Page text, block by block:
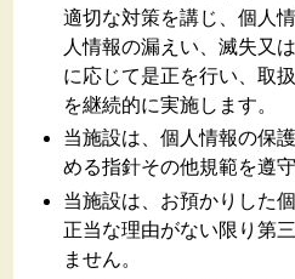
適切な対策を講じ、個人
人情報の漏えい、滅失又
に応じて是正を行い、取
を継続的に実施します。
当施設は、個人情報の保
める指針その他規範を遵守
当施設は、お預かりした
正当な理由がない限り第
ません。